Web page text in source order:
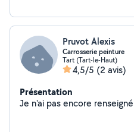
Pruvot Alexis
Carrosserie peinture
Tart (Tart-le-Haut)
4,5/5 (2 avis)
Présentation